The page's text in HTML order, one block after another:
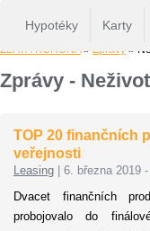
Hypotéky Karty
ZLATÁ KORUNA» Zprávy »
Zprávy -
TOP 20 finančních
veřejnosti
Leasing 6. března 2019
Dvacet finančních
probojovalo do